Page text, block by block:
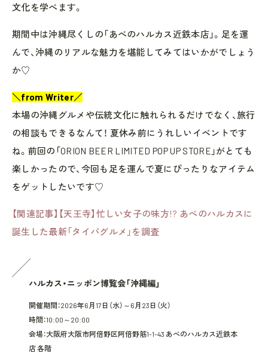
文化を学べます。
期間中は沖縄尽くしの「あべのハルカス近鉄本店」。足を運
んで、沖縄のリアルな魅力を堪能してみてはいかがでしょう
か♡
＼from Writer／
本場の沖縄グルメや伝統文化に触れられるだけでなく、旅行
の相談もできるなんて！ 夏休み前にうれしいイベントです
ね。前回の「ORION BEER LIMITED POP UP STORE」がとても
楽しかったので、今回も足を運んで夏にぴったりなアイテム
をゲットしたいです♡
【関連記事】【天王寺】忙しい女子の味方!? あべのハルカスに
誕生した最新「タイパグルメ」を調査
ハルカス・ニッポン博覧会「沖縄編」
開催期間：2026年6月17日（水）～6月23日（火）
時間：10:00～20:00
会場：大阪府大阪市阿倍野区阿倍野筋1-1-43 あべのハルカス近鉄本
店 各階